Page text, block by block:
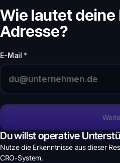
Wie lautet deine
Adresse?
E-Mail *
Du willst operative
Nutze die Erkenntnisse aus dieser
CRO-System.